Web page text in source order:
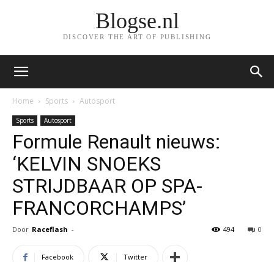
Blogse.nl
DISCOVER THE ART OF PUBLISHING
Home Sports Autosport
Sports Autosport
Formule Renault nieuws:
‘KELVIN SNOEKS
STRIJDBAAR OP SPA-
FRANCORCHAMPS’
Door Raceflash - 0
494
Facebook Twitter